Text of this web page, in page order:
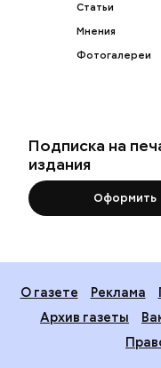
Статьи
Мнения
Фотогалереи
Подписка на
издания
Оформить
О газете Реклама
Архив газеты